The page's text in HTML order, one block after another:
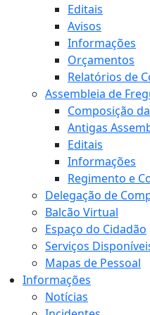
Editais
Avisos
Informações
Orçamentos
Relatórios de
Assembleia de
Composição
Antigas
Editais
Informações
Regimento e
Delegação de
Balcão Virtual
Espaço do Cidadão
Serviços
Mapas de Pessoal
Informações
Notícias